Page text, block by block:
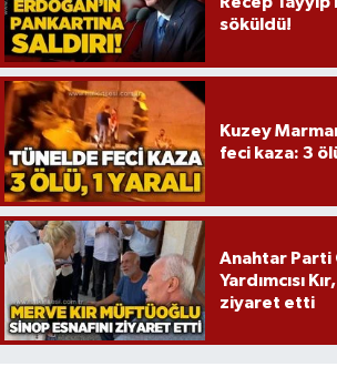
söküldü!
Kuzey
feci kaza: 3
Anahtar Parti
Yardımcısı
ziyaret etti